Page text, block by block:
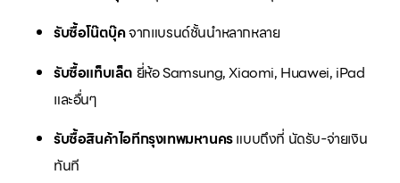
รับซื้อโน๊ตบุ๊คจากแบรนด์ชั้นนำหลากหลาย
รับซื้อแท็บเล็ต ยี่ห้อ Samsung, Xiaomi, Huawei, iPad
และอื่นๆ
รับซื้อสินค้าไอทีกรุงเทพมหานครแบบถึงที่ นัดรับ-จ่ายเงิน
ทันที